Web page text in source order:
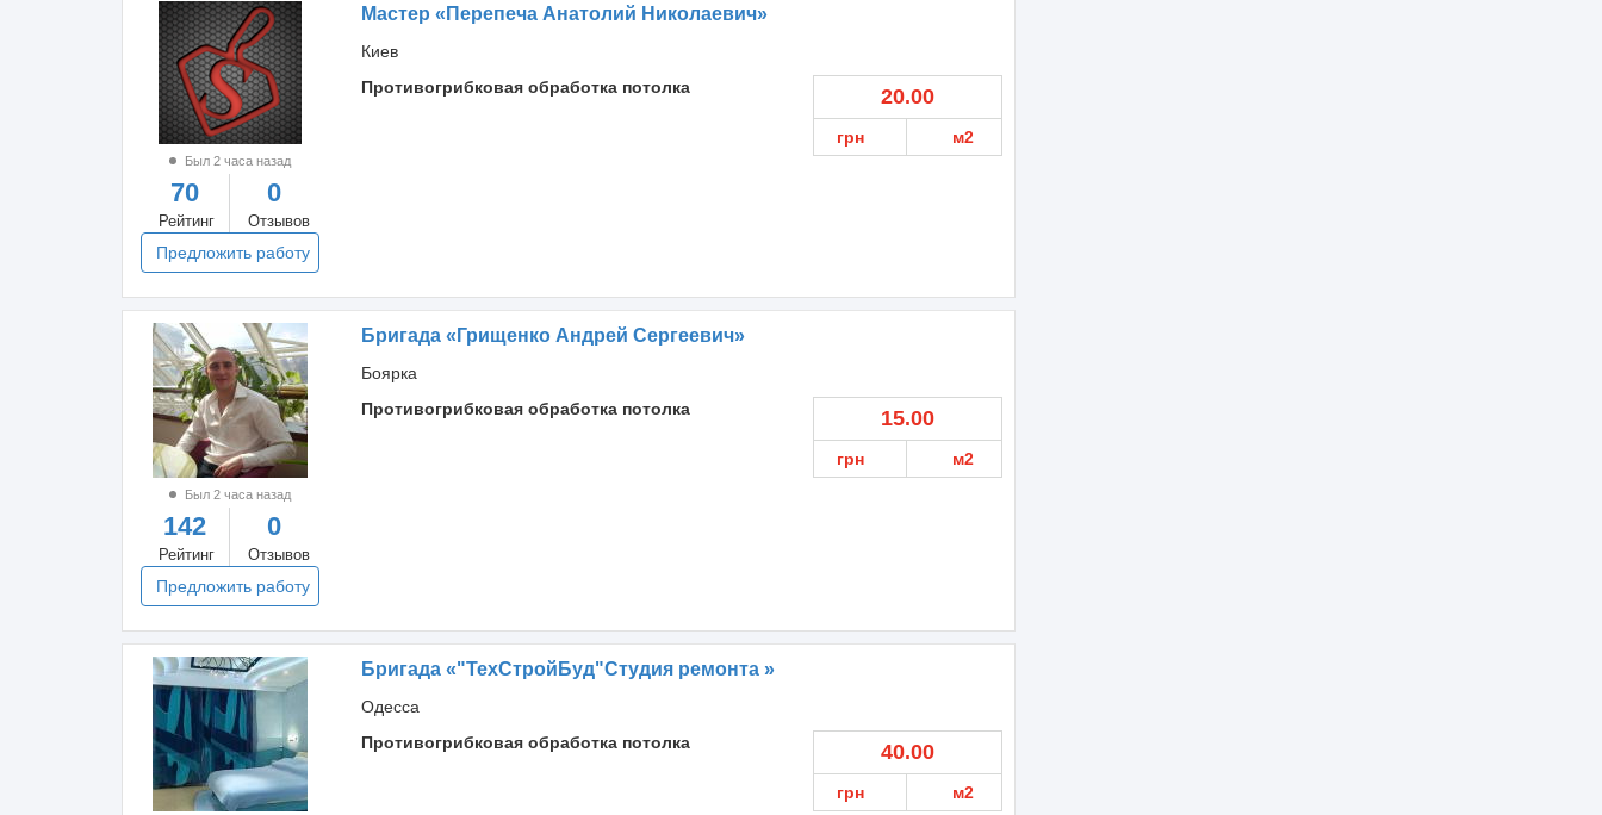
Был 2 часа назад
70
Рейтинг
0
Отзывов
Предложить работу
Мастер «Перепеча Анатолий Николаевич»
Киев
Противогрибковая обработка потолка
20.00
грн м2
Был 2 часа назад
142
Рейтинг
0
Отзывов
Предложить работу
Бригада «Грищенко Андрей Сергеевич»
Боярка
Противогрибковая обработка потолка
15.00
грн м2
Бригада «"ТехСтройБуд"Студия ремонта »
Одесса
Противогрибковая обработка потолка
40.00
грн м2